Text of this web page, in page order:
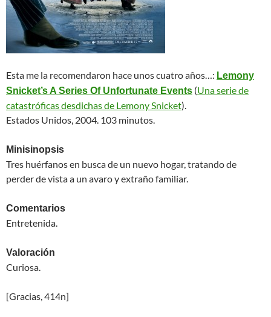
Esta me la recomendaron hace unos cuatro años…: Lemony
Snicket’s A Series Of Unfortunate Events (Una serie de
catastróficas desdichas de Lemony Snicket).
Estados Unidos, 2004. 103 minutos.
Minisinopsis
Tres huérfanos en busca de un nuevo hogar, tratando de
perder de vista a un avaro y extraño familiar.
Comentarios
Entretenida.
Valoración
Curiosa.
[Gracias, 414n]